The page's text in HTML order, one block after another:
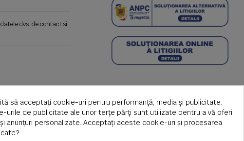
dvs. de contact si
să acceptați cookie-uri pentru performanță, media și publicitate.
urile de publicitate ale unor terțe părți sunt utilizate pentru a vă oferi
anunțuri personalizate. Acceptați aceste cookie-uri și procesarea